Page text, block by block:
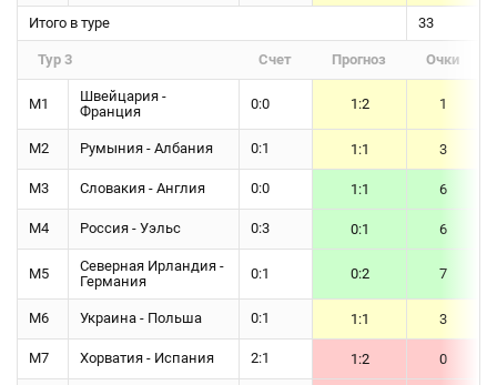
Итого в туре 33
Тур 3 Счет Прогноз Очки
М1
Швейцария -
Франция
0:0 1:2 1
М2 Румыния - Албания 0:1 1:1 3
М3 Словакия - Англия 0:0 1:1 6
М4 Россия - Уэльс 0:3 0:1 6
М5
Северная Ирландия -
Германия
0:1 0:2 7
М6 Украина - Польша 0:1 1:1 3
М7 Хорватия - Испания 2:1 1:2 0